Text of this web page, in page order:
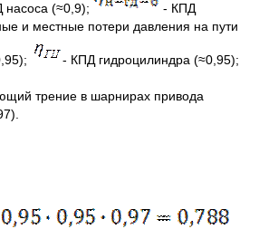
(≈0,9);
- КПД
и местные потери давления на пути
- КПД гидроцилиндра (≈0,95);
трение в шарнирах привода